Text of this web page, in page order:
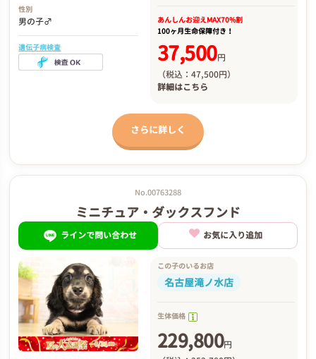
性別
男の子♂
遺伝子病検査
あんしんお迎えMAX70%割
100ヶ月生命保障付き！
37,500円
（税込：47,500円）
詳細はこちら
さらに詳しく
No.00763288
ミニチュア・ダックスフンド
ラインで問い合わせ お気に入り追加
この子のいるお店
名古屋滝ノ水店
生体価格
229,800円